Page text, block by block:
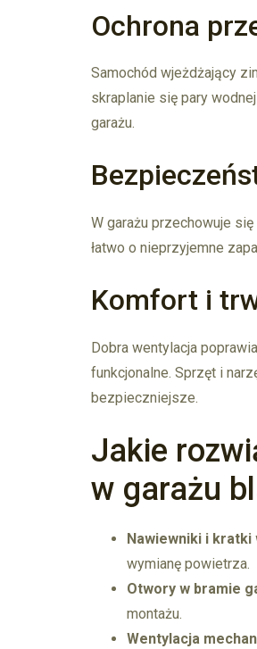
Ochrona
Samochód wjeżdżający
skraplanie się pary
garażu.
W garażu przechowuje
łatwo o nieprzyjemne
Komfort i
Dobra wentylacja
funkcjonalne. Sprzęt i
bezpieczniejsze.
Jakie
w garażu
Nawiewniki i kratki
wymianę powietrza.
Otwory w bramie
montażu.
Wentylacja